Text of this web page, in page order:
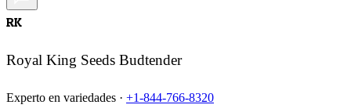
RK
Royal King Seeds Budtender
Experto en variedades · +1-844-766-8320